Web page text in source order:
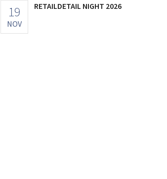
19
NOV
RETAILDETAIL NIGHT 2026